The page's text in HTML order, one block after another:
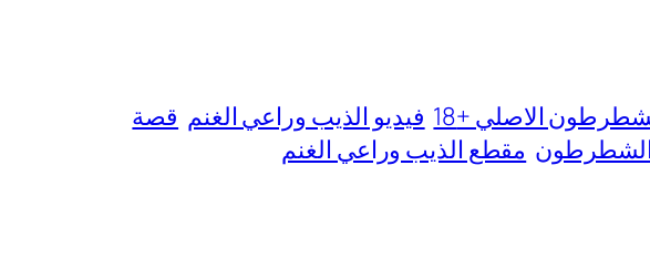
الاصلي +18 فيديو الذيب وراعي الغنم قصة
مقطع الذيب وراعي الغنم